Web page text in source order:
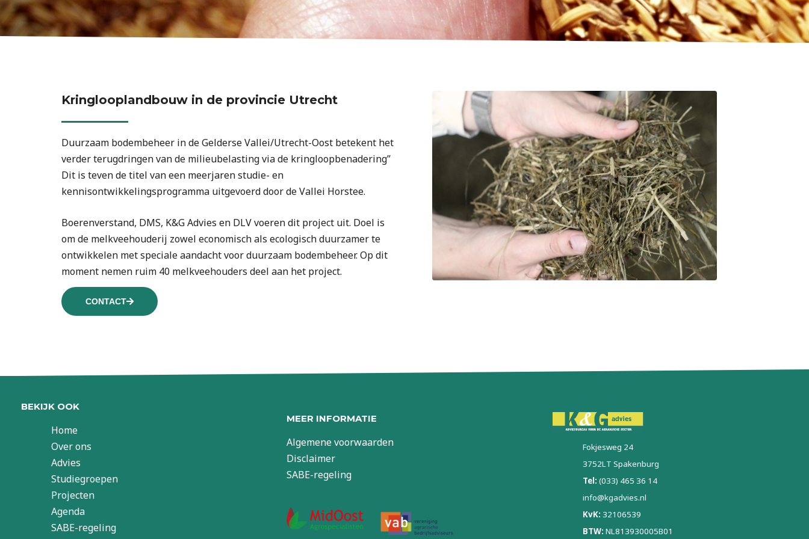
Kringlooplandbouw in de provincie Utrecht
Duurzaam bodembeheer in de Gelderse Vallei/Utrecht-Oost betekent het
verder terugdringen van de milieubelasting via de kringloopbenadering”
Dit is teven de titel van een meerjaren studie- en
kennisontwikkelingsprogramma uitgevoerd door de Vallei Horstee.
Boerenverstand, DMS, K&G Advies en DLV voeren dit project uit. Doel is
om de melkveehouderij zowel economisch als ecologisch duurzamer te
ontwikkelen met speciale aandacht voor duurzaam bodembeheer. Op dit
moment nemen ruim 40 melkveehouders deel aan het project.
CONTACT
BEKIJK OOK
Home
Over ons
Advies
Studiegroepen
Projecten
Agenda
SABE-regeling
MEER INFORMATIE
Algemene voorwaarden
Disclaimer
SABE-regeling
Fokjesweg 24
3752LT Spakenburg
Tel: (033) 465 36 14
info@kgadvies.nl
KvK: 32106539
BTW: NL813930005B01